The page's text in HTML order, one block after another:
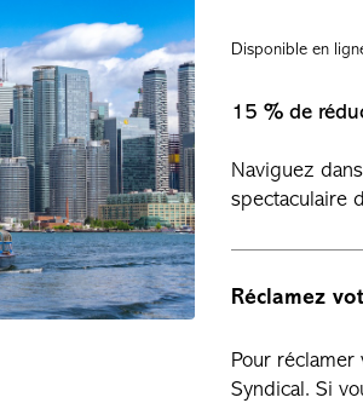
Disponible en
15 % de
Naviguez
spectaculaire
Réclamez
Pour
Syndical. Si